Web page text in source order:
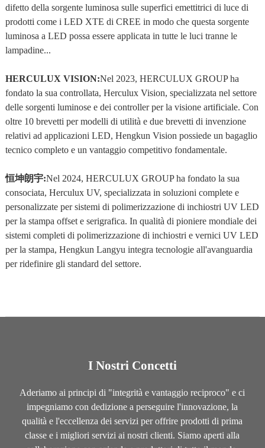
difetto della sorgente luminosa sulle superfici emettitrici di luce di
prodotti come i LED XTE di CREE in modo che questa sorgente
luminosa a LED possa essere applicata in tutte le luci tranne le
lampadine...
HERCULUX VISION:Nel 2023, HERCULUX GROUP ha
fondato la sua controllata, Herculux Vision, specializzata nel settore
delle sorgenti luminose e dei controller per la visione artificiale. Con
oltre 10 brevetti per modelli di utilità e due brevetti di invenzione
relativi ad applicazioni LED, Hengkun Vision possiede un bagaglio
tecnico completo e un vantaggio competitivo fondamentale.
恒坤朗宇:Nel 2024, HERCULUX GROUP ha fondato la sua
consociata, Herculux UV, specializzata in soluzioni complete e
personalizzate per sistemi di polimerizzazione di inchiostri UV LED
per la stampa offset e serigrafica. In qualità di pioniere mondiale dei
sistemi completi di polimerizzazione di inchiostri e vernici UV LED
per la stampa, Hengkun Langyu integra tecnologie all'avanguardia
per ridefinire gli standard del settore.
I Nostri Concetti
Aderiamo ai principi di "integrità e vantaggio reciproco" e ci
impegniamo con dedizione a perseguire l'innovazione, la
qualità e l'eccellenza dei servizi per offrire prodotti di prima
classe e i migliori servizi ai nostri clienti. Siamo aperti alla